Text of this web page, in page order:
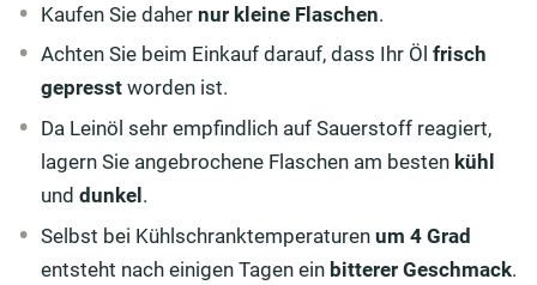
Kaufen Sie dahernur kleine Flaschen.
Achten Sie beim Einkauf darauf, dass Ihr Öl frisch
gepresst worden ist.
Da Leinöl sehr empfindlich auf Sauerstoff reagiert,
lagern Sie angebrochene Flaschen am besten kühl
unddunkel.
Selbst bei Kühlschranktemperaturenum 4 Grad
entsteht nach einigen Tagen ein bitterer Geschmack.